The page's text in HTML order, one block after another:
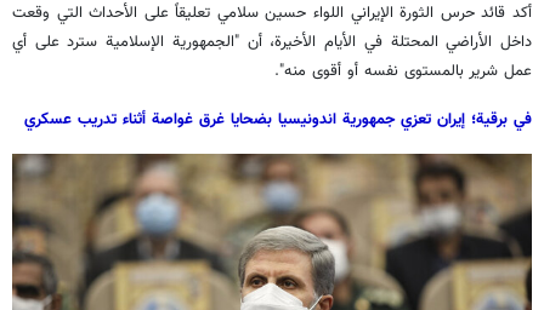
أكد قائد حرس الثورة الإيراني اللواء حسين سلامي تعليقاً على الأحداث التي وقعت
داخل الأراضي المحتلة في الأيام الأخيرة، أن "الجمهورية الإسلامية سترد على أي
عمل شرير بالمستوى نفسه أو أقوى منه".
في برقية؛ إيران تعزي جمهورية اندونيسيا بضحايا غرق غواصة أثناء تدريب عسكري